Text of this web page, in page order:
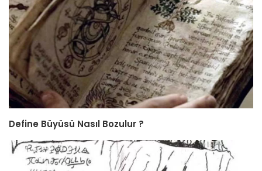
Define Büyüsü Nasıl Bozulur ?